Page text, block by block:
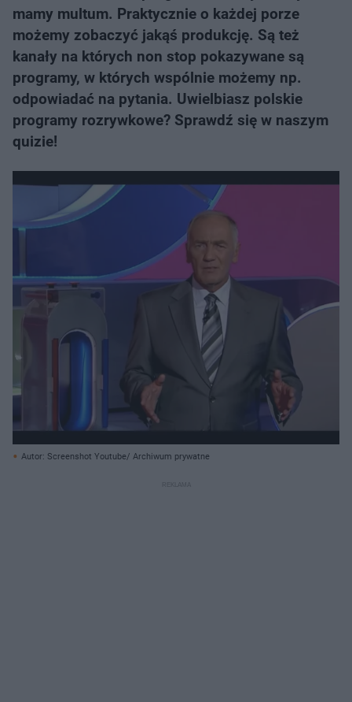
mamy multum. Praktycznie o każdej porze
możemy zobaczyć jakąś produkcję. Są też
kanały na których non stop pokazywane są
programy, w których wspólnie możemy np.
odpowiadać na pytania. Uwielbiasz polskie
programy rozrywkowe? Sprawdź się w naszym
quizie!
Autor: Screenshot Youtube/ Archiwum prywatne